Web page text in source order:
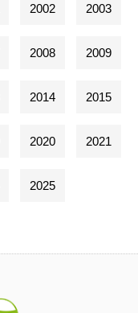
2002 2003
2008 2009
2014 2015
2020 2021
2025